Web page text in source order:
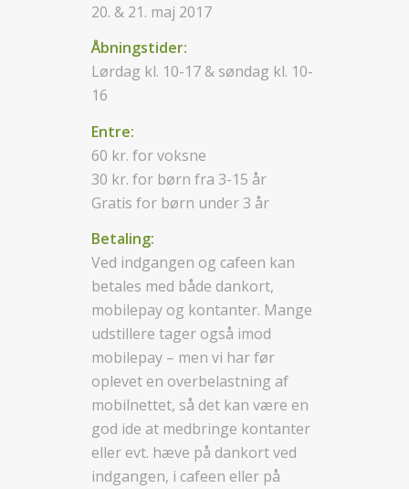
20. & 21. maj 2017
Åbningstider:
Lørdag kl. 10-17 & søndag kl. 10-
16
Entre:
60 kr. for voksne
30 kr. for børn fra 3-15 år
Gratis for børn under 3 år
Betaling:
Ved indgangen og cafeen kan
betales med både dankort,
mobilepay og kontanter. Mange
udstillere tager også imod
mobilepay – men vi har før
oplevet en overbelastning af
mobilnettet, så det kan være en
god ide at medbringe kontanter
eller evt. hæve på dankort ved
indgangen, i cafeen eller på